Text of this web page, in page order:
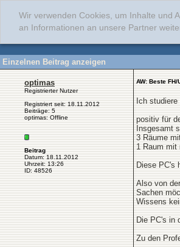
Wir verwenden Cookies, um Inhalte und
an Informationen an unsere Partner
Einzelnen Beitrag anzeigen
optimas
Registrierter Nutzer
Registriert seit: 18.11.2012
Beiträge: 5
optimas: Offline
Beitrag
Datum: 18.11.2012
Uhrzeit: 13:26
ID: 48526
AW: Beste
Ich
positiv für
Insgesamt
3 Räume
1 Raum mit
Diese PC's
Also von
Sachen
Wissens
Die PC's in
Zu den